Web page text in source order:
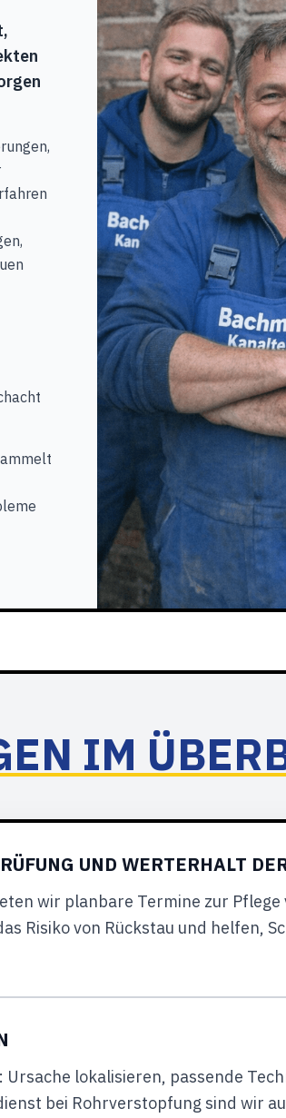
IM
UND WERTERHALT
wir planbare Termine zur
Risiko von Rückstau und helfen,
lokalisieren, passende
bei Rohrverstopfung sind wir